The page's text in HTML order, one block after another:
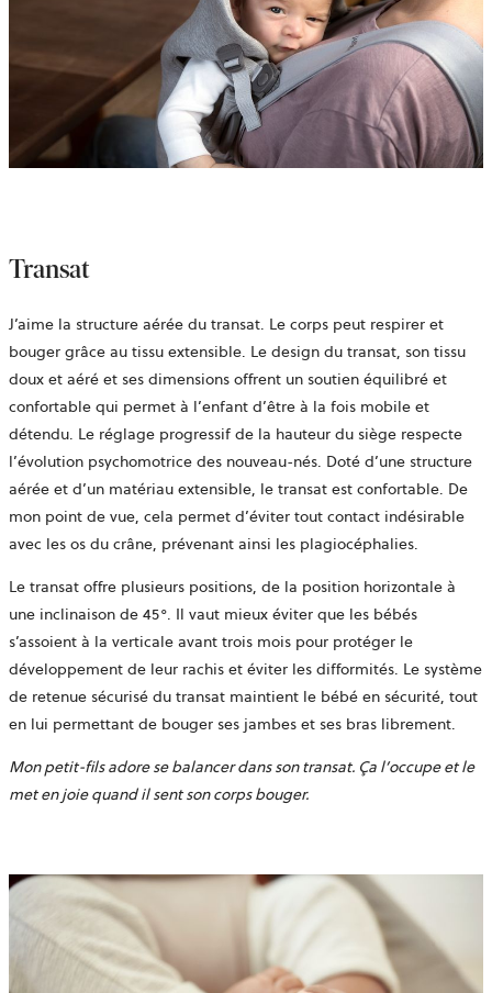
Transat
J’aime la structure aérée du transat. Le corps peut respirer et
bouger grâce au tissu extensible. Le design du transat, son tissu
doux et aéré et ses dimensions offrent un soutien équilibré et
confortable qui permet à l’enfant d’être à la fois mobile et
détendu. Le réglage progressif de la hauteur du siège respecte
l’évolution psychomotrice des nouveau-nés. Doté d’une structure
aérée et d’un matériau extensible, le transat est confortable. De
mon point de vue, cela permet d’éviter tout contact indésirable
avec les os du crâne, prévenant ainsi les plagiocéphalies.
Le transat offre plusieurs positions, de la position horizontale à
une inclinaison de 45°. Il vaut mieux éviter que les bébés
s’assoient à la verticale avant trois mois pour protéger le
développement de leur rachis et éviter les difformités. Le système
de retenue sécurisé du transat maintient le bébé en sécurité, tout
en lui permettant de bouger ses jambes et ses bras librement.
Mon petit-fils adore se balancer dans son transat. Ça l’occupe et le
met en joie quand il sent son corps bouger.